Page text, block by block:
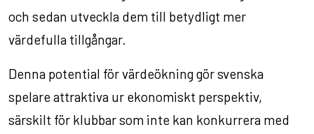
och sedan utveckla dem till betydligt mer
värdefulla tillgångar.
Denna potential för värdeökning gör svenska
spelare attraktiva ur ekonomiskt perspektiv,
särskilt för klubbar som inte kan konkurrera med